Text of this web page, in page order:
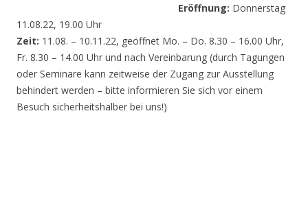
Eröffnung: Donnerstag
11.08.22, 19.00 Uhr
Zeit: 11.08. – 10.11.22, geöffnet Mo. – Do. 8.30 – 16.00 Uhr,
Fr. 8.30 – 14.00 Uhr und nach Vereinbarung (durch Tagungen
oder Seminare kann zeitweise der Zugang zur Ausstellung
behindert werden – bitte informieren Sie sich vor einem
Besuch sicherheitshalber bei uns!)